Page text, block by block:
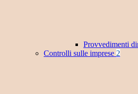
Provvedimenti
Controlli sulle imprese 2